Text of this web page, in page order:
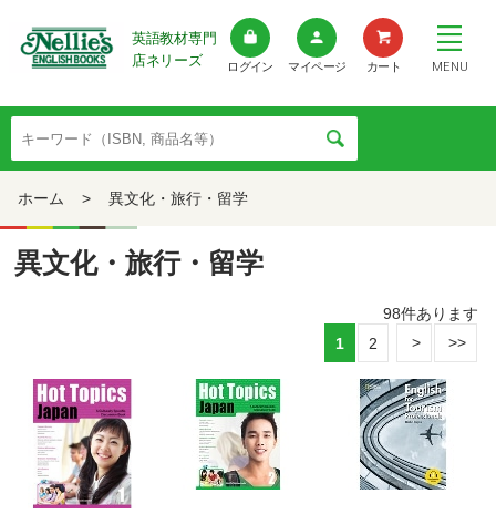
英語教材専門
店ネリーズ
ログイン マイページ カート MENU
ホーム > 異文化・旅行・留学
異文化・旅行・留学
98件あります
1
2